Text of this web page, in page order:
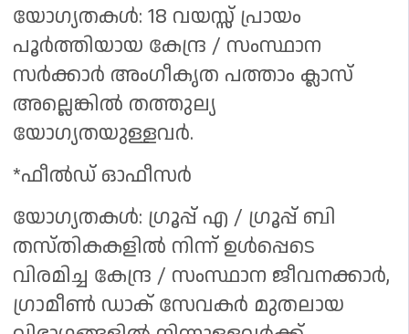
യോഗ്യതകൾ: 18 വയസ്സ് പ്രായം
പൂർത്തിയായ കേന്ദ്ര / സംസ്ഥാന
സർക്കാർ അംഗീകൃത പത്താം ക്ലാസ്
അല്ലെങ്കിൽ തത്തുല്യ
യോഗ്യതയുള്ളവർ.
*ഫീൽഡ് ഓഫീസർ
യോഗ്യതകൾ: ഗ്രൂപ്പ് എ / ഗ്രൂപ്പ് ബി
തസ്തികകളിൽ നിന്ന് ഉൾപ്പെടെ
വിരമിച്ച കേന്ദ്ര / സംസ്ഥാന ജീവനക്കാർ,
ഗ്രാമീൺ ഡാക് സേവകർ മുതലായ